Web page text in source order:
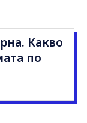
Какво
по